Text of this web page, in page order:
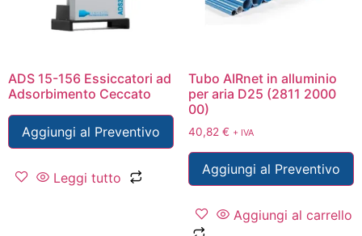
ADS 15-156 Essiccatori ad
Adsorbimento Ceccato
Aggiungi al Preventivo
Leggi tutto
Tubo AIRnet in alluminio
per aria D25 (2811 2000
00)
40,82 € + IVA
Aggiungi al Preventivo
Aggiungi al carrello